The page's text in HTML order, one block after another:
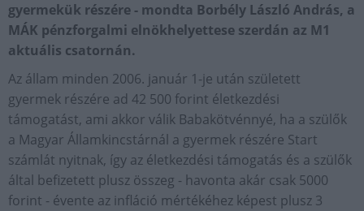
gyermekük részére - mondta Borbély László András, a
MÁK pénzforgalmi elnökhelyettese szerdán az M1
aktuális csatornán.
Az állam minden 2006. január 1-je után született
gyermek részére ad 42 500 forint életkezdési
támogatást, ami akkor válik Babakötvénnyé, ha a szülők
a Magyar Államkincstárnál a gyermek részére Start
számlát nyitnak, így az életkezdési támogatás és a szülők
által befizetett plusz összeg - havonta akár csak 5000
forint - évente az infláció mértékéhez képest plusz 3